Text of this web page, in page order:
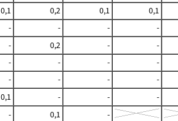
0,1 0,2 0,1 0,1
- - - -
- 0,2 - -
- - - -
- - - -
0,1 - - -
- 0,1
-